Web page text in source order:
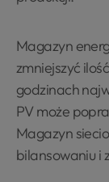
Magazyn
zmniejszyć
godzinach
PV może
Magazyn
bilansowaniu i